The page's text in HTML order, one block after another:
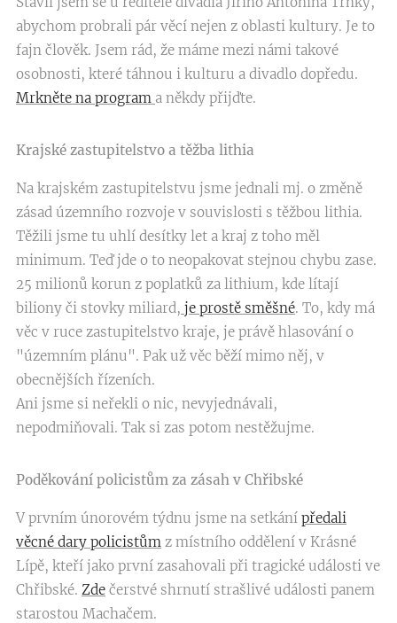
abychom probrali pár věcí nejen z oblasti kultury. Je to
fajn člověk. Jsem rád, že máme mezi námi takové
osobnosti, které táhnou i kulturu a divadlo dopředu.
Mrkněte na program a někdy přijďte.
Krajské zastupitelstvo a těžba lithia
Na krajském zastupitelstvu jsme jednali mj. o změně
zásad územního rozvoje v souvislosti s těžbou lithia.
Těžili jsme tu uhlí desítky let a kraj z toho měl
minimum. Teď jde o to neopakovat stejnou chybu zase.
25 milionů korun z poplatků za lithium, kde lítají
biliony či stovky miliard, je prostě směšné. To, kdy má
věc v ruce zastupitelstvo kraje, je právě hlasování o
"územním plánu". Pak už věc běží mimo něj, v
obecnějších řízeních.
Ani jsme si neřekli o nic, nevyjednávali,
nepodmiňovali. Tak si zas potom nestěžujme.
Poděkování policistům za zásah v Chřibské
V prvním únorovém týdnu jsme na setkání předali
věcné dary policistům z místního oddělení v Krásné
Lípě, kteří jako první zasahovali při tragické události ve
Chřibské. Zde čerstvé shrnutí strašlivé události panem
starostou Machačem.